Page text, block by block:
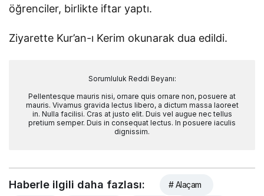
öğrenciler, birlikte iftar yaptı.
Ziyarette Kur’an-ı Kerim okunarak dua edildi.
Sorumluluk Reddi Beyanı:
Pellentesque mauris nisi, ornare quis ornare non, posuere at
mauris. Vivamus gravida lectus libero, a dictum massa laoreet
in. Nulla facilisi. Cras at justo elit. Duis vel augue nec tellus
pretium semper. Duis in consequat lectus. In posuere iaculis
dignissim.
Haberle ilgili daha fazlası: # Alaçam